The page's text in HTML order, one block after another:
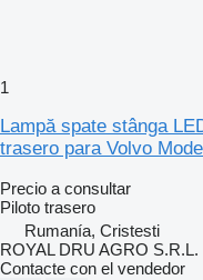
1
Lampă spate stânga
trasero para Volvo
Precio a consultar
Piloto trasero
Rumanía, Cristesti
ROYAL DRU AGRO S.R.L.
Contacte con el vendedor